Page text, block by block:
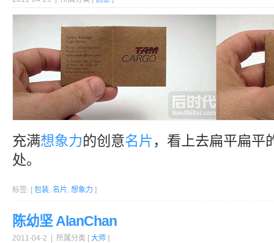
充满想象力的创意名片 ，看上去扁平扁平
处。
标签: [ 包装, 名片, 想象力 ]
陈幼坚 AlanChan
2011-04-2 | 所属分类 [ 大师 ]